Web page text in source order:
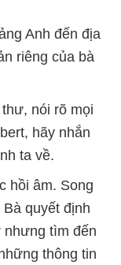
Anh đến địa
riêng của bà
nói rõ mọi
hãy nhắn
ta về.
hồi âm. Song
quyết định
tìm đến
thông tin